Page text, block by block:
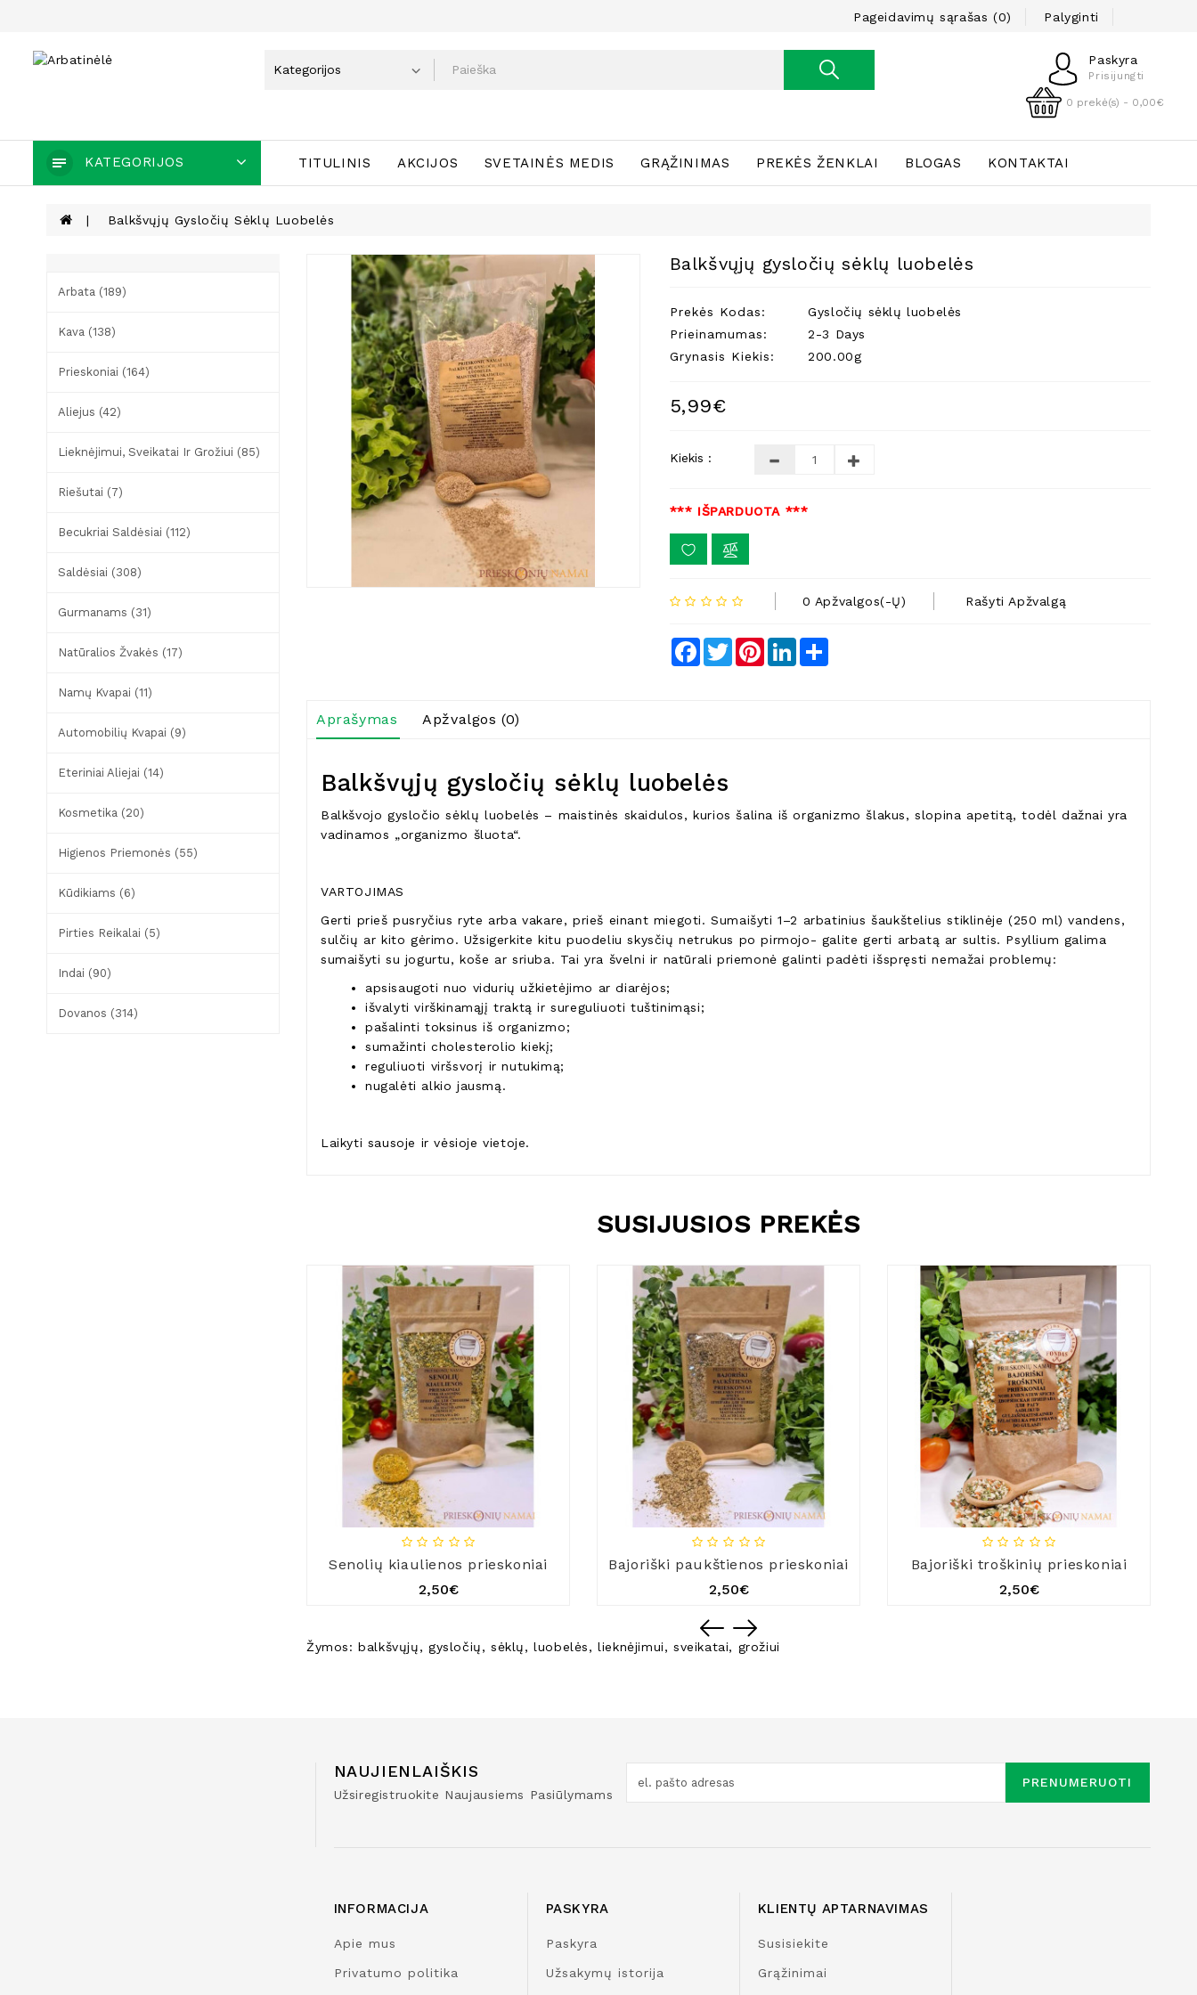
Pageidavimų sąrašas (0) Palyginti
Paskyra
Prisijungti
0 prekė(s) - 0,00€
KATEGORIJOS TITULINIS AKCIJOS SVETAINĖS MEDIS GRĄŽINIMAS PREKĖS ŽENKLAI BLOGAS KONTAKTAI
Balkšvųjų Gysločių Sėklų Luobelės
Arbata (189)
Kava (138)
Prieskoniai (164)
Aliejus (42)
Lieknėjimui, Sveikatai Ir Grožiui (85)
Riešutai (7)
Becukriai Saldėsiai (112)
Saldėsiai (308)
Gurmanams (31)
Natūralios Žvakės (17)
Namų Kvapai (11)
Automobilių Kvapai (9)
Eteriniai Aliejai (14)
Kosmetika (20)
Higienos Priemonės (55)
Kūdikiams (6)
Pirties Reikalai (5)
Indai (90)
Dovanos (314)
Balkšvųjų gysločių sėklų luobelės
Prekės Kodas:
Gysločių sėklų luobelės
Prieinamumas:
2-3 Days
Grynasis Kiekis:
200.00g
5,99€
Kiekis :
*** IŠPARDUOTA ***
0 Apžvalgos(-Ų) Rašyti Apžvalgą
Facebook
TwitterPinterestLinkedInShare
Aprašymas Apžvalgos (0)
Balkšvųjų gysločių sėklų luobelės
Balkšvojo gysločio sėklų luobelės – maistinės skaidulos, kurios šalina iš organizmo šlakus, slopina apetitą, todėl dažnai yra
vadinamos „organizmo šluota“.
VARTOJIMAS
Gerti prieš pusryčius ryte arba vakare, prieš einant miegoti. Sumaišyti 1–2 arbatinius šaukštelius stiklinėje (250 ml) vandens,
sulčių ar kito gėrimo. Užsigerkite kitu puodeliu skysčių netrukus po pirmojo- galite gerti arbatą ar sultis. Psyllium galima
sumaišyti su jogurtu, koše ar sriuba. Tai yra švelni ir natūrali priemonė galinti padėti išspręsti nemažai problemų:
apsisaugoti nuo vidurių užkietėjimo ar diarėjos;
išvalyti virškinamąjį traktą ir sureguliuoti tuštinimąsi;
pašalinti toksinus iš organizmo;
sumažinti cholesterolio kiekį;
reguliuoti viršsvorį ir nutukimą;
nugalėti alkio jausmą.
Laikyti sausoje ir vėsioje vietoje.
SUSIJUSIOS PREKĖS
Senolių kiaulienos prieskoniai
2,50€
Bajoriški paukštienos prieskoniai
2,50€
Bajoriški troškinių prieskoniai
2,50€
Žymos:balkšvųjų, gysločių, sėklų,luobelės,lieknėjimui, sveikatai, grožiui
NAUJIENLAIŠKIS
Užsiregistruokite Naujausiems Pasiūlymams
PRENUMERUOTI
INFORMACIJA
Apie mus
Privatumo politika
PASKYRA
Paskyra
Užsakymų istorija
KLIENTŲ APTARNAVIMAS
Susisiekite
Grąžinimai